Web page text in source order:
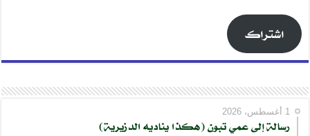
اشتراك
1 أغسطس، 2026
رسالة إلى عمي تبون (هكذا يناديه الدزيرية)